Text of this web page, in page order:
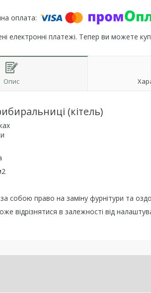
електронні платежі. Тепер ви можете
Опис
(кітель)
собою право на заміну фурнітури та
відрізнятися в залежності від